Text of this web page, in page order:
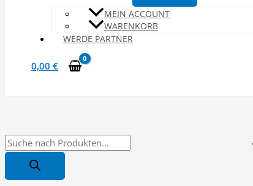
MEIN ACCOUNT
WARENKORB
WERDE PARTNER
0,00 €
P
o